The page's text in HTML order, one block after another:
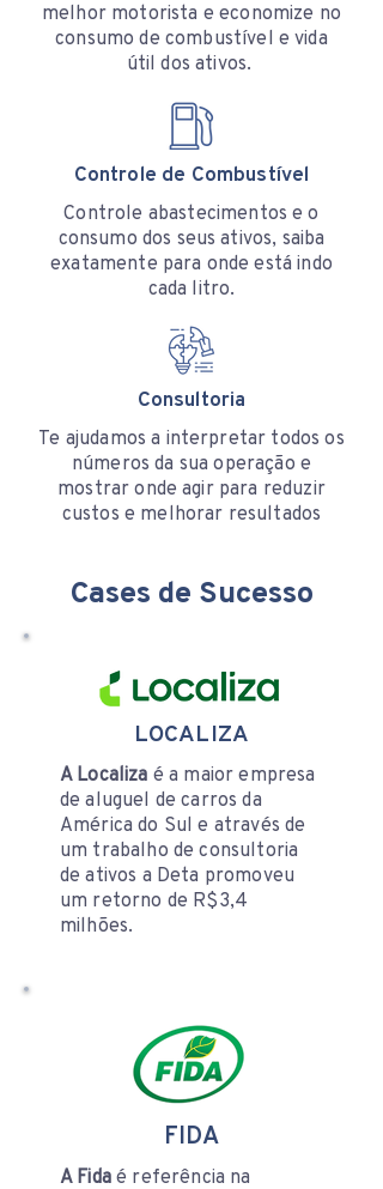
melhor motorista e economize no
consumo de combustível e vida
útil dos ativos.
Controle de Combustível
Controle abastecimentos e o
consumo dos seus ativos, saiba
exatamente para onde está indo
cada litro.
Consultoria
Te ajudamos a interpretar todos os
números da sua operação e
mostrar onde agir para reduzir
custos e melhorar resultados
Cases de Sucesso
LOCALIZA
A Localiza é a maior empresa
de aluguel de carros da
América do Sul e através de
um trabalho de consultoria
de ativos a Deta promoveu
um retorno de R$3,4
milhões.
FIDA
A Fidaé referência na